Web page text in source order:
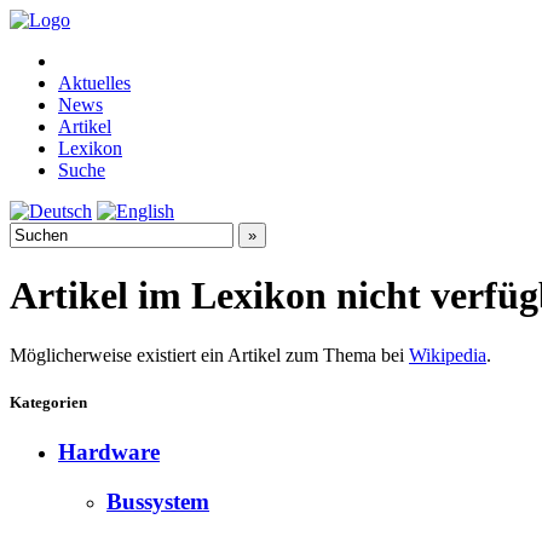
Aktuelles
News
Artikel
Lexikon
Suche
Artikel im Lexikon nicht
Möglicherweise existiert ein Artikel zum Thema bei Wikipedia.
Kategorien
Hardware
Bussystem